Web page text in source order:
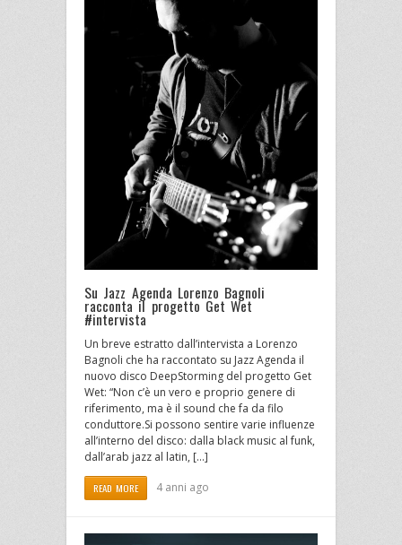
Su Jazz Agenda Lorenzo Bagnoli
racconta il progetto Get Wet
#intervista
Un breve estratto dall’intervista a Lorenzo
Bagnoli che ha raccontato su Jazz Agenda il
nuovo disco DeepStorming del progetto Get
Wet: “Non c’è un vero e proprio genere di
riferimento, ma è il sound che fa da filo
conduttore.Si possono sentire varie influenze
all’interno del disco: dalla black music al funk,
dall’arab jazz al latin, […]
READ MORE 4 anni ago